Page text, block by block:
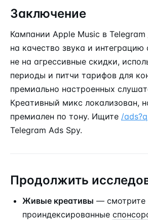
Заключение
Кампании Apple Music в
на качество звука и интеграцию
не на агрессивные скидки,
периоды и питчи тарифов для
премиально настроенных
Креативный микс локализован,
премиален по тону. Ищите /
Telegram Ads Spy.
Продолжить
Живые креативы — смотрите
проиндексированные